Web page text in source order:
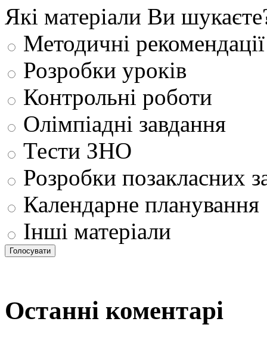
Які матеріали Ви
Методичні рекомендації
Розробки уроків
Контрольні роботи
Олімпіадні завдання
Тести ЗНО
Розробки позакласних
Календарне планування
Інші матеріали
Останні коментарі